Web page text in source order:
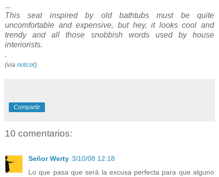
...
This seat inspired by old bathtubs must be quite
uncomfortable and expensive, but hey, it looks cool and
trendy and all those snobbish words used by house
interiorists.
.
(via notcot)
Compartir
10 comentarios:
Señor Werty 3/10/08 12:18
Lo que pasa que será la excusa perfecta para que alguno